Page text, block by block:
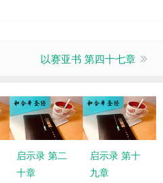
以赛亚书 第四十七章
启示录 第二
十章
启示录 第十
九章